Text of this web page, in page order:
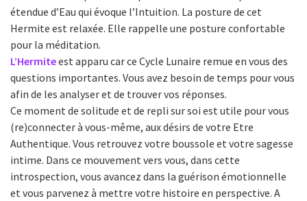
étendue d’Eau qui évoque l’Intuition. La posture de cet
Hermite est relaxée. Elle rappelle une posture confortable
pour la méditation.
L’Hermiteest apparu car ce Cycle Lunaire remue en vous des
questions importantes. Vous avez besoin de temps pour vous
afin de les analyser et de trouver vos réponses.
Ce moment de solitude et de repli sur soi est utile pour vous
(re)connecter à vous-même, aux désirs de votre Etre
Authentique. Vous retrouvez votre boussole et votre sagesse
intime. Dans ce mouvement vers vous, dans cette
introspection, vous avancez dans la guérison émotionnelle
et vous parvenez à mettre votre histoire en perspective. A